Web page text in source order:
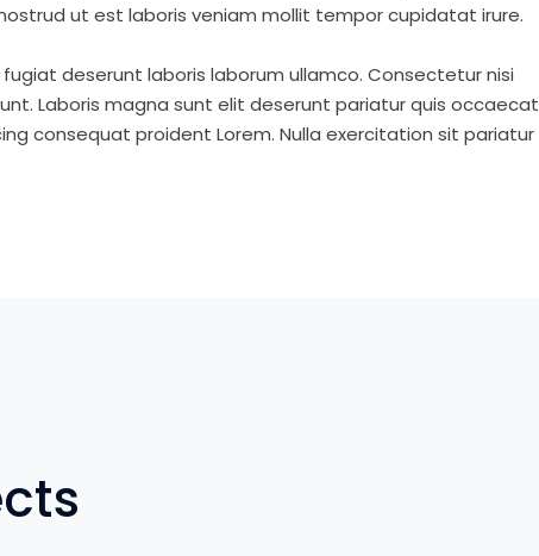
ut est laboris veniam mollit tempor cupidatat irure.
deserunt laboris laborum ullamco. Consectetur nisi
Laboris magna sunt elit deserunt pariatur quis occaecat
consequat proident Lorem. Nulla exercitation sit pariatur